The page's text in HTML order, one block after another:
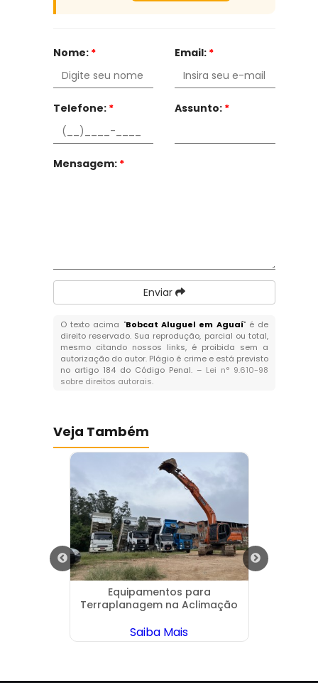
Nome: * Email: *
Telefone: * Assunto: *
Mensagem: *
Enviar
O texto acima "Bobcat Aluguel em Aguaí" é de
direito reservado. Sua reprodução, parcial ou total,
mesmo citando nossos links, é proibida sem a
autorização do autor. Plágio é crime e está previsto
no artigo 184 do Código Penal. – Lei n° 9.610-98
sobre direitos autorais.
Veja Também
Equipamentos para
Terraplanagem na Aclimação
Saiba Mais